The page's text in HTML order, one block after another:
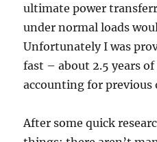
ultimate power
under normal loads
Unfortunately I was
fast – about 2.5 years
accounting for previous
After some quick